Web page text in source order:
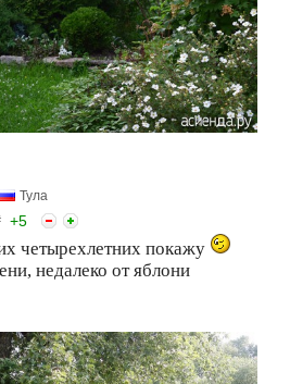
Тула
+5
четырехлетних покажу
недалеко от яблони